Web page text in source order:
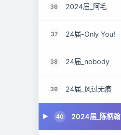
36 2024届_阿毛
37 24届-Only You!
38 24届_nobody
39 24届_风过无痕
40 2024届_陈柄翰